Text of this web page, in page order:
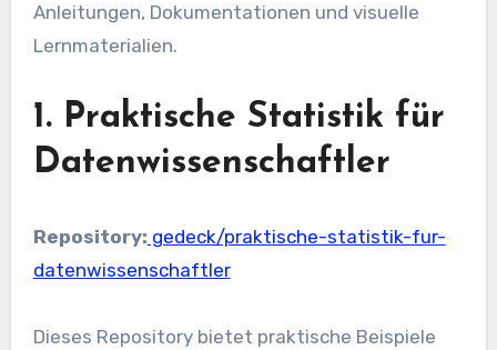
Anleitungen, Dokumentationen und visuelle
Lernmaterialien.
1. Praktische Statistik für
Datenwissenschaftler
Repository: gedeck/praktische-statistik-fur-
datenwissenschaftler
Dieses Repository bietet praktische Beispiele